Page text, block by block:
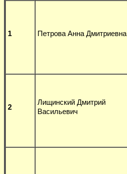
1 Петрова Анна Дмитриевна
2
Лищинский Дмитрий
Васильевич